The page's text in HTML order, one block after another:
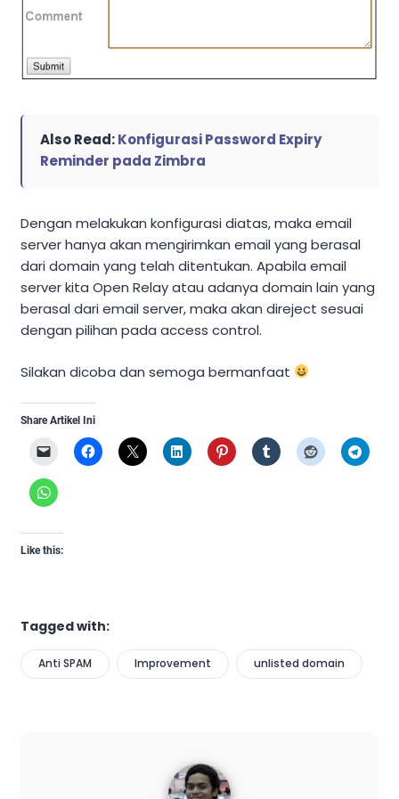
Also Read:Konfigurasi Password Expiry
Reminder pada Zimbra
Dengan melakukan konfigurasi diatas, maka email
server hanya akan mengirimkan email yang berasal
dari domain yang telah ditentukan. Apabila email
server kita Open Relay atau adanya domain lain yang
berasal dari email server, maka akan direject sesuai
dengan pilihan pada access control.
Silakan dicoba dan semoga bermanfaat
Share Artikel Ini
Like this:
Tagged with:
Anti SPAM Improvement unlisted domain